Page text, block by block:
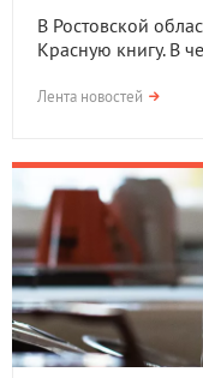
В Ростовской
Красную книгу. В
Лента новостей